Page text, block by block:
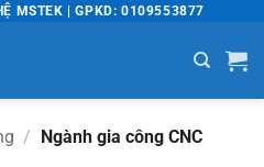
MSTEK | GPKD: 0109553877
/ Ngành gia công CNC